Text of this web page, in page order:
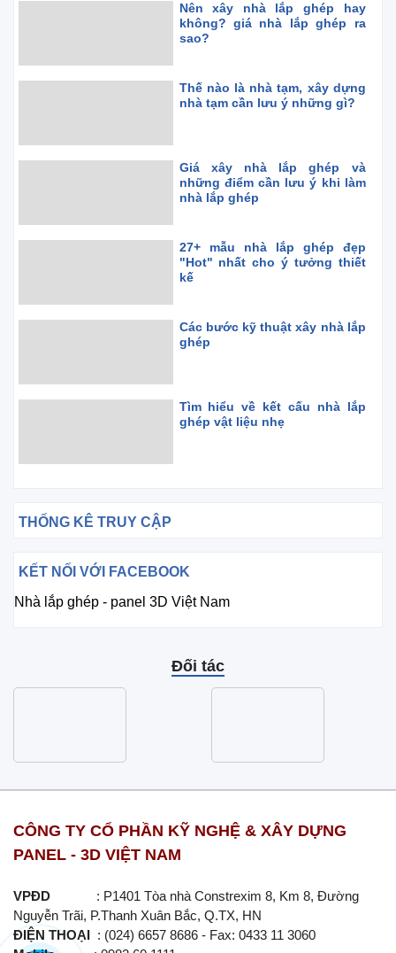
Nên xây nhà lắp ghép hay
không? giá nhà lắp ghép ra
sao?
Thế nào là nhà tạm, xây dựng
nhà tạm cần lưu ý những gì?
Giá xây nhà lắp ghép và
những điểm cần lưu ý khi làm
nhà lắp ghép
27+ mẫu nhà lắp ghép đẹp
"Hot" nhất cho ý tưởng thiết
kế
Các bước kỹ thuật xây nhà lắp
ghép
Tìm hiểu về kết cấu nhà lắp
ghép vật liệu nhẹ
THỐNG KÊ TRUY CẬP
KẾT NỐI VỚI FACEBOOK
Nhà lắp ghép - panel 3D Việt Nam
Đối tác
CÔNG TY CỔ PHẦN KỸ NGHỆ & XÂY DỰNG
PANEL - 3D VIỆT NAM
VPĐD : P1401 Tòa nhà Constrexim 8, Km 8, Đường
Nguyễn Trãi, P.Thanh Xuân Bắc, Q.TX, HN
ĐIỆN THOẠI : (024) 6657 8686 - Fax: 0433 11 3060